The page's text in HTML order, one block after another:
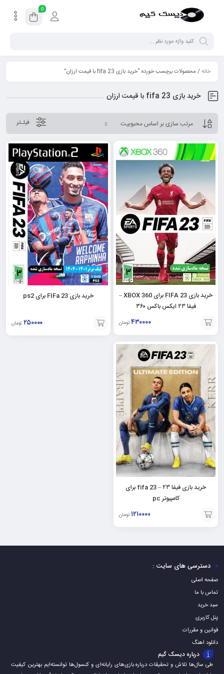
0
خانه/ محصولات برچسب خورده “خرید بازی fifa 23 با قیمت ارزان”
خرید بازی fifa 23 با قیمت ارزان
فیلـتر
خرید بازی FIFA 23 برای XBOX 360 –
فیفا ۲۳ ایکس باکس ۳۶۰
۴۳۰۰۰۰ تومان
افزودن
به
خرید بازی FIFa 23 برای ps2
۲۵۰۰۰۰ تومان
افزودن
خرید بازی فیفا ۲۳ – fifa 23 برای
کامپیوتر pc
۱۲۱۰۰۰۰ تومان
افزودن
به
دسترسی های سایت :
صفحه اصلی
تماس با ما
سبد خرید
پنل کاربری
قوانین و مقررات
دانلود اهنگ
درباره دیسک گیم
طی سال‌ها تلاش و تحقیقات درباره بازی‌های رایانه‌ای و کنسول‌ها توانسته‌ایم بهترین کیفیت